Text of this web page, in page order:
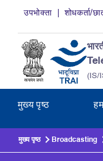
Skip to main content
उपभोक्ता शोधकर्ता/
(IS/
मुख्य पृष्ठ
मुख्य पृष्ठ Broadcasting